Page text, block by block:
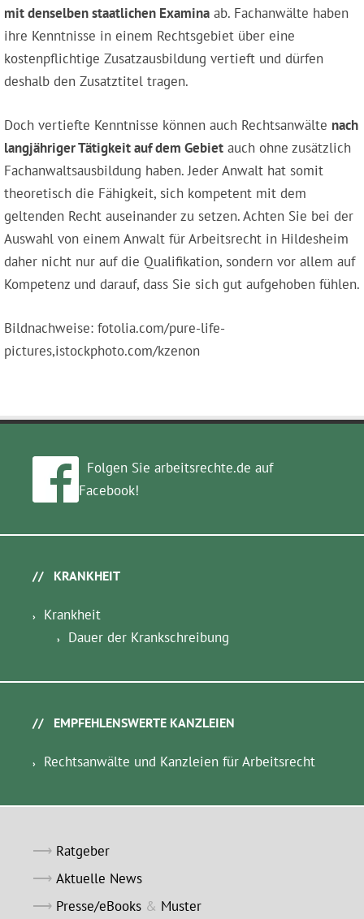
mit denselben staatlichen Examina ab. Fachanwälte haben
ihre Kenntnisse in einem Rechtsgebiet über eine
kostenpflichtige Zusatzausbildung vertieft und dürfen
deshalb den Zusatztitel tragen.
Doch vertiefte Kenntnisse können auch Rechtsanwälte nach
langjähriger Tätigkeit auf dem Gebiet auch ohne zusätzlich
Fachanwaltsausbildung haben. Jeder Anwalt hat somit
theoretisch die Fähigkeit, sich kompetent mit dem
geltenden Recht auseinander zu setzen. Achten Sie bei der
Auswahl von einem Anwalt für Arbeitsrecht in Hildesheim
daher nicht nur auf die Qualifikation, sondern vor allem auf
Kompetenz und darauf, dass Sie sich gut aufgehoben fühlen.
Bildnachweise: fotolia.com/pure-life-
pictures,istockphoto.com/kzenon
Folgen Sie arbeitsrechte.de auf
Facebook!
KRANKHEIT
Krankheit
Dauer der Krankschreibung
EMPFEHLENSWERTE KANZLEIEN
Rechtsanwälte und Kanzleien für Arbeitsrecht
Ratgeber
Aktuelle News
Presse/eBooks & Muster